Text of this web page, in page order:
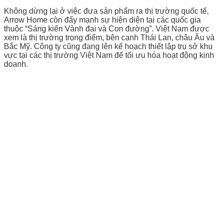
Không dừng lại ở việc đưa sản phẩm ra thị trường quốc tế,
Arrow Home còn đẩy mạnh sự hiện diện tại các quốc gia
thuộc “Sáng kiến Vành đai và Con đường”. Việt Nam được
xem là thị trường trọng điểm, bên cạnh Thái Lan, châu Âu và
Bắc Mỹ. Công ty cũng đang lên kế hoạch thiết lập trụ sở khu
vực tại các thị trường Việt Nam để tối ưu hóa hoạt động kinh
doanh.